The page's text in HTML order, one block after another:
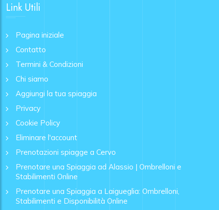
Link Utili
Pagina iniziale
Contatto
Termini & Condizioni
Chi siamo
Aggiungi la tua spiaggia
Privacy
Cookie Policy
Eliminare l'account
Prenotazioni spiagge a Cervo
Prenotare una Spiaggia ad Alassio | Ombrelloni e
Stabilimenti Online
Prenotare una Spiaggia a Laigueglia: Ombrelloni,
Stabilimenti e Disponibilità Online